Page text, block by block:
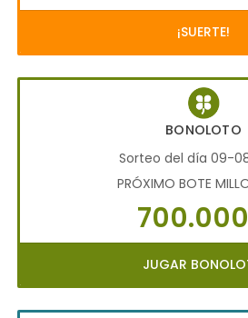
¡SUERTE!
BONOLOTO
Sorteo del día 09-
PRÓXIMO BOTE
JUGAR